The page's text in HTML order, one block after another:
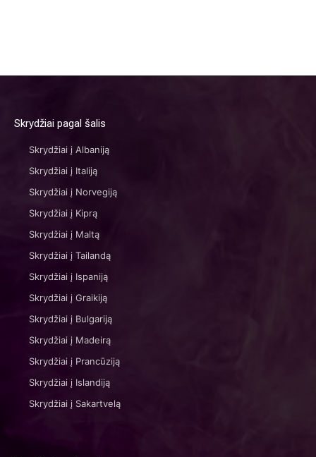
Skrydžiai pagal šalis
Skrydžiai į Albaniją
Skrydžiai į Italiją
Skrydžiai į Norvegiją
Skrydžiai į Kiprą
Skrydžiai į Maltą
Skrydžiai į Tailandą
Skrydžiai į Ispaniją
Skrydžiai į Graikiją
Skrydžiai į Bulgariją
Skrydžiai į Madeirą
Skrydžiai į Prancūziją
Skrydžiai į Islandiją
Skrydžiai į Sakartvelą